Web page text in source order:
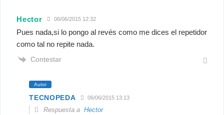
Hector 06/06/2015 12:32
Pues nada,si lo pongo al revés como me dices el repetidor
como tal no repite nada.
Contestar
Autor
TECNOPEDA 06/06/2015 13:13
Respuesta aHector